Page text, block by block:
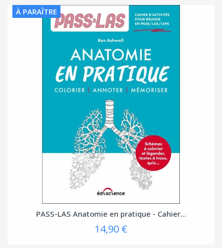
À PARAÎTRE
PASS-LAS Anatomie en pratique - Cahier...
14,90 €